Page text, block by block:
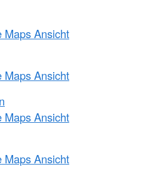
Maps Ansicht
Maps Ansicht
Maps Ansicht
Maps Ansicht